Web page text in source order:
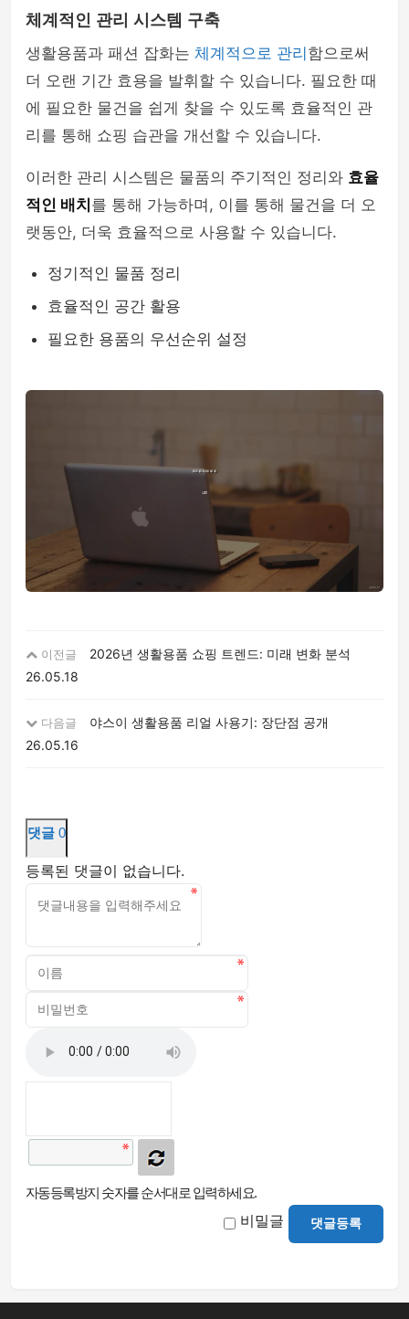
체계적인 관리 시스템 구축
생활용품과 패션 잡화는 체계적으로 관리 함으로써
더 오랜 기간 효용을 발휘할 수 있습니다. 필요한 때
에 필요한 물건을 쉽게 찾을 수 있도록 효율적인 관
리를 통해 쇼핑 습관을 개선할 수 있습니다.
이러한 관리 시스템은 물품의 주기적인 정리와 효율
적인 배치 를 통해 가능하며, 이를 통해 물건을 더 오
랫동안, 더욱 효율적으로 사용할 수 있습니다.
정기적인 물품 정리
효율적인 공간 활용
필요한 용품의 우선순위 설정
이전글
2026년 생활용품 쇼핑 트렌드: 미래 변화 분석
26.05.18
다음글
야스이 생활용품 리얼 사용기: 장단점 공개
26.05.16
댓글 0
등록된 댓글이 없습니다.
자동등록방지 숫자를 순서대로 입력하세요.
비밀글 댓글등록